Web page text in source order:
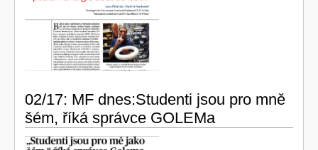
02/17: MF dnes:Studenti jsou pro mně
šém, říká správce GOLEMa